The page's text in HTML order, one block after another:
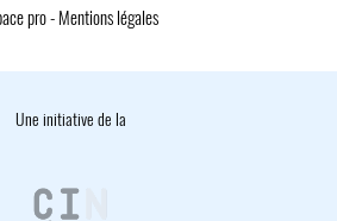
pro- Mentions légales
Une initiative de la